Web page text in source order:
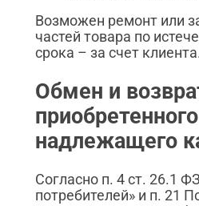
Возможен ремонт или
частей товара по
срока – за счет
Обмен и
надлежащего
Согласно п. 4 ст. 26.1
потребителей» и п. 21